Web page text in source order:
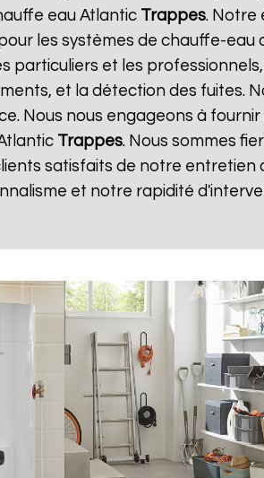
eau Atlantic Trappes. Notre
les systèmes de chauffe-
particuliers et les
et la détection des fuites.
Nous nous engageons à
Trappes. Nous sommes
satisfaits de notre entretien
et notre rapidité